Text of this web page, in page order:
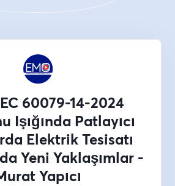
60079-14-2024
Işığında Patlayıcı
Elektrik Tesisatı
Yeni Yaklaşımlar -
Yapıcı